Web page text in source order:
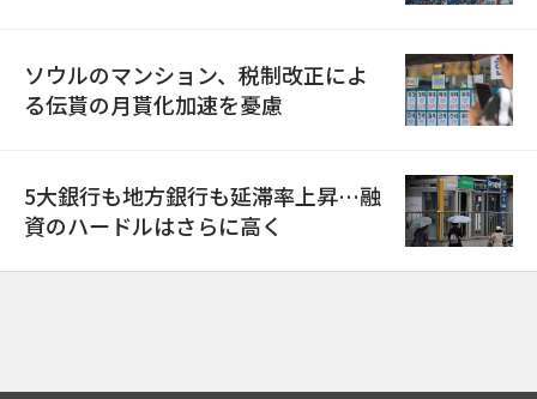
ソウルのマンション、税制改正によ
る伝貰の月貰化加速を憂慮
5大銀行も地方銀行も延滞率上昇…融
資のハードルはさらに高く